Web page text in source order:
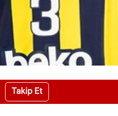
Takip Et